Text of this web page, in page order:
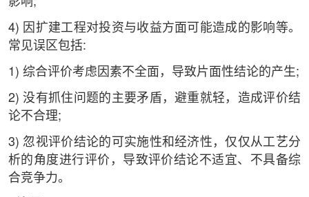
4) 因扩建工程对投资与收益方面可能造成的影响等。
常见误区包括:
1) 综合评价考虑因素不全面，导致片面性结论的产生;
2) 没有抓住问题的主要矛盾，避重就轻，造成评价结
论不合理;
3) 忽视评价结论的可实施性和经济性，仅仅从工艺分
析的角度进行评价，导致评价结论不适宜、不具备综
合竞争力。